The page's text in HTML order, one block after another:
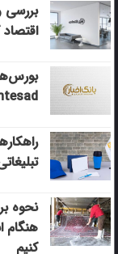
اقتصاد
تبلیغاتی
نحوه
هنگام
کنیم